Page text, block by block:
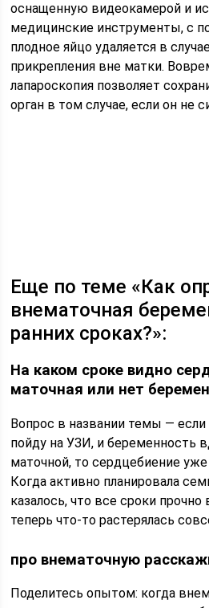
оснащенную видеокамерой и
медицинские инструменты, с
плодное яйцо удаляется в
прикрепления вне матки.
лапароскопия позволяет
орган в том случае, если он не
Еще по теме «Как
внематочная
ранних сроках?»:
На каком сроке видно
маточная или нет
Вопрос в названии темы — если
пойду на УЗИ, и беременность
маточной, то сердцебиение
Когда активно планировала
казалось, что все сроки прочно
теперь что-то растерялась
про внематочную
Поделитесь опытом: когда